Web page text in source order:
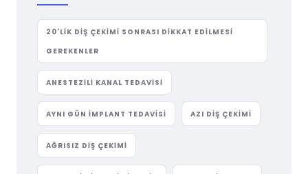
20'LIK DIŞ ÇEKIMI SONRASI DIKKAT EDILMESI
GEREKENLER
ANESTEZILI KANAL TEDAVISI
AYNI GÜN IMPLANT TEDAVISI AZI DIŞ ÇEKIMI
AĞRISIZ DIŞ ÇEKIMI